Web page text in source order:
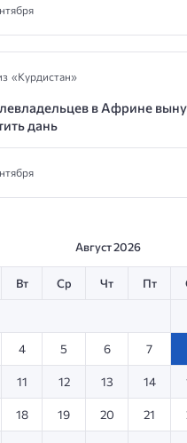
«Курдистан»
в Африне
дань
Август 2026
Вт Ср Чт Пт
4 5 6 7
11 12 13 14
18 19 20 21